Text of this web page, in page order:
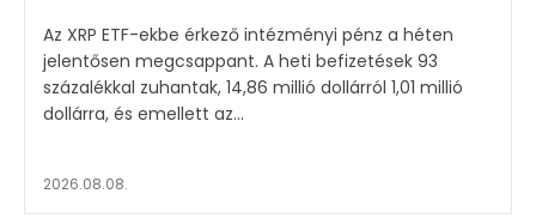
Az XRP ETF-ekbe érkező intézményi pénz a héten
jelentősen megcsappant. A heti befizetések 93
százalékkal zuhantak, 14,86 millió dollárról 1,01 millió
dollárra, és emellett az...
2026.08.08.